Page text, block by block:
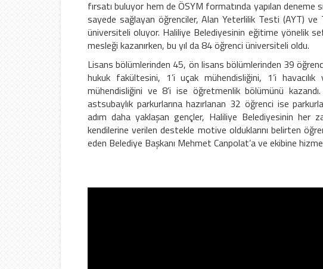
fırsatı buluyor hem de ÖSYM formatında yapılan
sayede sağlayan öğrenciler, Alan Yeterlilik Testi (AYT)
üniversiteli oluyor. Haliliye Belediyesinin eğitime yönelik
mesleği kazanırken, bu yıl da 84 öğrenci üniversiteli oldu.
Lisans bölümlerinden 45, ön lisans bölümlerinden 39
hukuk fakültesini, 1’i uçak mühendisliğini, 1’i
mühendisliğini ve 8’i ise öğretmenlik bölümünü kazandı.
astsubaylık parkurlarına hazırlanan 32 öğrenci ise
adım daha yaklaşan gençler, Haliliye Belediyesinin her
kendilerine verilen destekle motive olduklarını belirten
eden Belediye Başkanı Mehmet Canpolat’a ve ekibine